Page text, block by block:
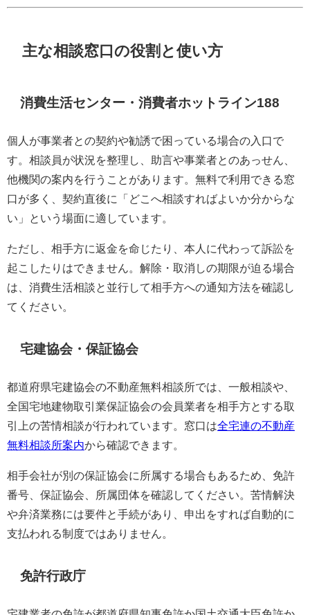
主な相談窓口の役割と使い方
消費生活センター・消費者ホットライン188
個人が事業者との契約や勧誘で困っている場合の入口で
す。相談員が状況を整理し、助言や事業者とのあっせん、
他機関の案内を行うことがあります。無料で利用できる窓
口が多く、契約直後に「どこへ相談すればよいか分からな
い」という場面に適しています。
ただし、相手方に返金を命じたり、本人に代わって訴訟を
起こしたりはできません。解除・取消しの期限が迫る場合
は、消費生活相談と並行して相手方への通知方法を確認し
てください。
宅建協会・保証協会
都道府県宅建協会の不動産無料相談所では、一般相談や、
全国宅地建物取引業保証協会の会員業者を相手方とする取
引上の苦情相談が行われています。窓口は全宅連の不動産
無料相談所案内から確認できます。
相手会社が別の保証協会に所属する場合もあるため、免許
番号、保証協会、所属団体を確認してください。苦情解決
や弁済業務には要件と手続があり、申出をすれば自動的に
支払われる制度ではありません。
免許行政庁